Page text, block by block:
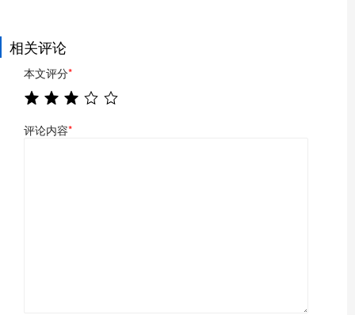
相关评论
本文评分*
评论内容*